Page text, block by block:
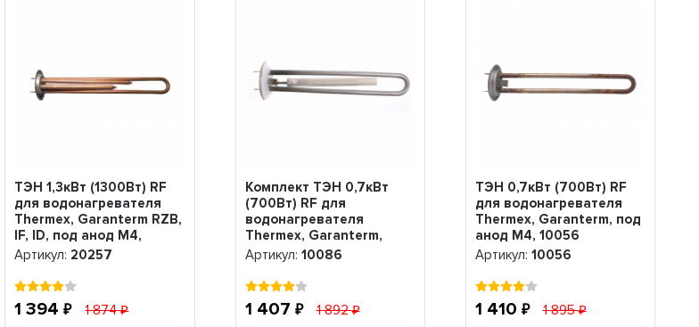
ТЭН 1,3кВт (1300Вт) RF
для водонагревателя
Thermex, Garanterm RZB,
IF, ID, под анод М4,
20257
Артикул: 20257
1 394 1 874
Комплект ТЭН 0,7кВт
(700Вт) RF для
водонагревателя
Thermex, Garanterm,
нерж. + анод +
прокладка, 10086
Артикул: 10086
1 407 1 892
ТЭН 0,7кВт (700Вт) RF
для водонагревателя
Thermex, Garanterm, под
анод М4, 10056
Артикул: 10056
1 410 1 895